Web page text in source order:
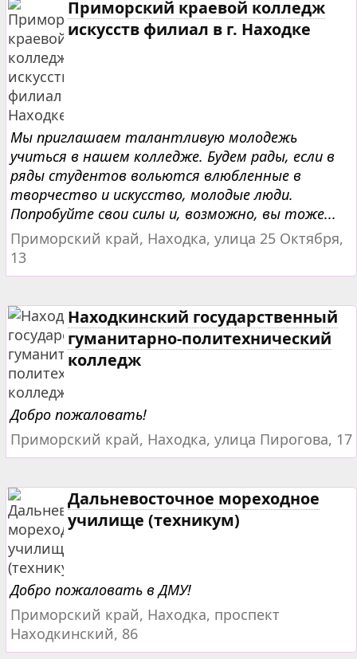
Приморский краевой колледж
искусств филиал в г. Находке
Мы приглашаем талантливую молодежь
учиться в нашем колледже. Будем рады, если в
ряды студентов вольются влюбленные в
творчество и искусство, молодые люди.
Попробуйте свои силы и, возможно, вы тоже...
Приморский край, Находка, улица 25 Октября,
13
Находкинский государственный
гуманитарно-политехнический
колледж
Добро пожаловать!
Приморский край, Находка, улица Пирогова, 17
Дальневосточное мореходное
училище (техникум)
Добро пожаловать в ДМУ!
Приморский край, Находка, проспект
Находкинский, 86